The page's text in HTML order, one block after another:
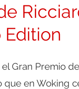
Edition
Gran Premio
que en Woking